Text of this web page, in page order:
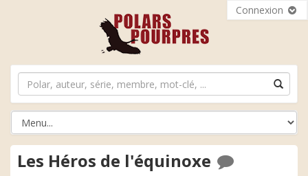
Connexion
Les Héros de l'équinoxe